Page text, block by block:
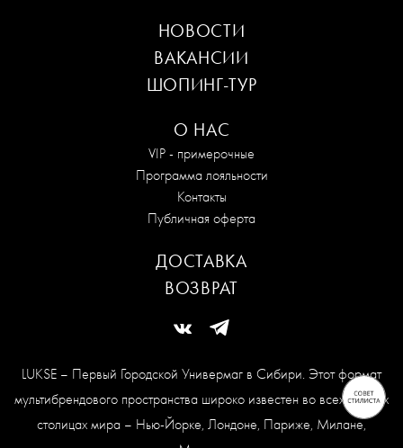
LUKSE – Первый Городской Универмаг в Сибири. Этот формат
мультибрендового пространства широко известен во всех модных
столицах мира – Нью-Йорке, Лондоне, Париже, Милане,
О НАС
VIP - примерочные
Программа лояльности
Контакты
Публичная оферта
НОВОСТИ
ВАКАНСИИ
ШОПИНГ-ТУР
ДОСТАВКА
ВОЗВРАТ